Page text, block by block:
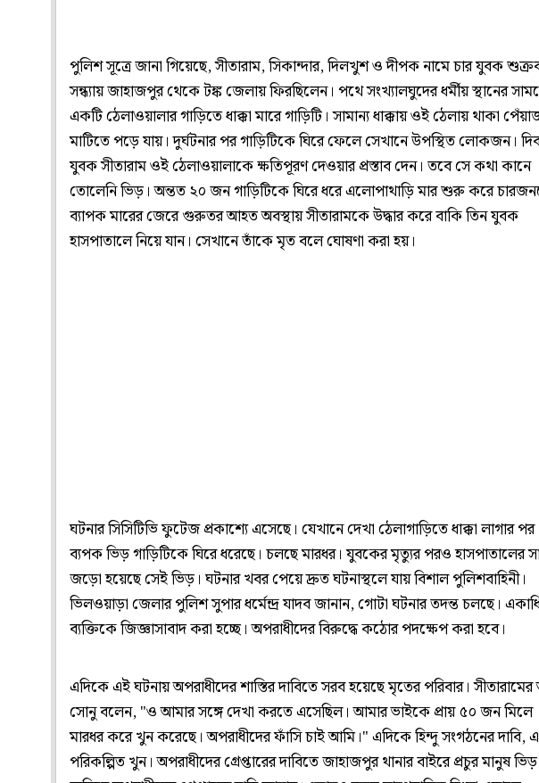
পুলিশ সূত্রে জানা গিয়েছে, সীতারাম, সিকান্দার, দিলখুশ ও দীপক নামে চার যুবক
সন্ধ্যায় জাহাজপুর থেকে টঙ্ক জেলায় ফিরছিলেন। পথে সংখ্যালঘুদের ধর্মীয় স্থানের
একটি ঠেলাওয়ালার গাড়িতে ধাক্কা মারে গাড়িটি। সামান্য ধাক্কায় ওই ঠেলায় থাকা
মাটিতে পড়ে যায়। দুর্ঘটনার পর গাড়িটিকে ঘিরে ফেলে সেখানে উপস্থিত লোকজন।
যুবক সীতারাম ওই ঠেলাওয়ালাকে ক্ষতিপূরণ দেওয়ার প্রস্তাব দেন। তবে সে কথা কানে
তোলেনি ভিড়। অন্তত ২০ জন গাড়িটিকে ঘিরে ধরে এলোপাথাড়ি মার শুরু করে
ব্যাপক মারের জেরে গুরুতর আহত অবস্থায় সীতারামকে উদ্ধার করে বাকি তিন যুবক
হাসপাতালে নিয়ে যান। সেখানে তাঁকে মৃত বলে ঘোষণা করা হয়।
ঘটনার সিসিটিভি ফুটেজ প্রকাশ্যে এসেছে। যেখানে দেখা ঠেলাগাড়িতে ধাক্কা লাগার পর
ব্যপক ভিড় গাড়িটিকে ঘিরে ধরেছে। চলছে মারধর। যুবকের মৃত্যুর পরও হাসপাতালের
জড়ো হয়েছে সেই ভিড়। ঘটনার খবর পেয়ে দ্রুত ঘটনাস্থলে যায় বিশাল পুলিশবাহিনী।
ভিলওয়াড়া জেলার পুলিশ সুপার ধর্মেন্দ্র যাদব জানান, গোটা ঘটনার তদন্ত চলছে।
ব্যক্তিকে জিজ্ঞাসাবাদ করা হচ্ছে। অপরাধীদের বিরুদ্ধে কঠোর পদক্ষেপ করা হবে।
এদিকে এই ঘটনায় অপরাধীদের শাস্তির দাবিতে সরব হয়েছে মৃতের পরিবার। সীতারামের
সোনু বলেন, "ও আমার সঙ্গে দেখা করতে এসেছিল। আমার ভাইকে প্রায় ৫০ জন মিলে
মারধর করে খুন করেছে। অপরাধীদের ফাঁসি চাই আমি।" এদিকে হিন্দু সংগঠনের দাবি,
পরিকল্পিত খুন। অপরাধীদের গ্রেপ্তারের দাবিতে জাহাজপুর থানার বাইরে প্রচুর মানুষ ভিড়